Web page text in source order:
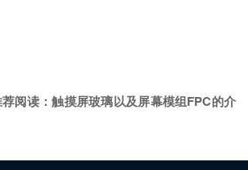
阅读：触摸屏玻璃以及屏幕模组FPC的介